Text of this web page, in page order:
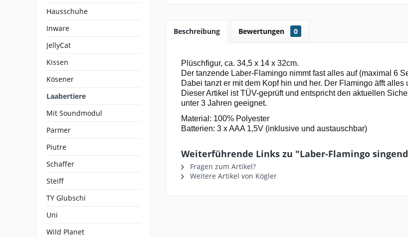
Hausschuhe
Inware
JellyCat
Kissen
Kösener
Laabertiere
Mit Soundmodul
Parmer
Piutre
Schaffer
Steiff
TY Glubschi
Uni
Wild Planet
Beschreibung Bewertungen 0
Plüschfigur, ca. 34,5 x 14 x 32cm.
Der tanzende Laber-Flamingo nimmt fast alles auf (maximal 6
Dabei tanzt er mit dem Kopf hin und her. Der Flamingo äfft
Dieser Artikel ist TÜV-geprüft und entspricht den aktuellen
unter 3 Jahren geeignet.
Material: 100% Polyester
Batterien: 3 x AAA 1,5V (inklusive und austauschbar)
Weiterführende Links zu "Laber-Flamingo
Fragen zum Artikel?
Weitere Artikel von Kögler